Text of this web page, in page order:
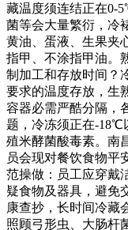
藏温度须连结正在0-
菌等会大量繁衍，冷
黄油、蛋液、生果夹
指甲、不涂指甲油。
制加工和存放时间？
要求的温度存放，生
容器必需严酷分隔，
题，冷冻须正在-18℃
殖米酵菌酸毒素。南
员会现对餐饮食物平
范操做：员工应穿戴
疑食物及器具，避免
康查抄，长时间冷藏
照顾弓形虫、大肠杆